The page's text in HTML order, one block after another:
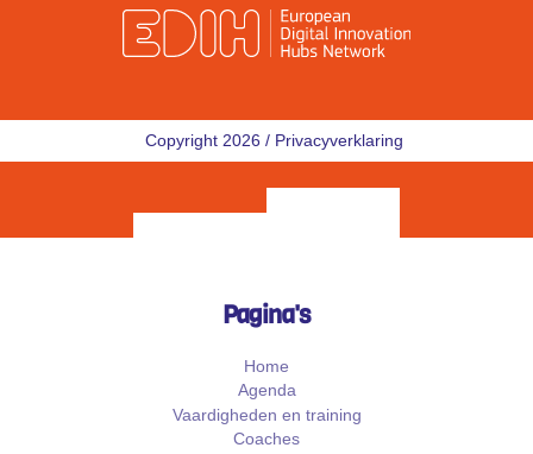
Copyright 2026 / Privacyverklaring
Pagina's
Home
Agenda
Vaardigheden en training
Coaches